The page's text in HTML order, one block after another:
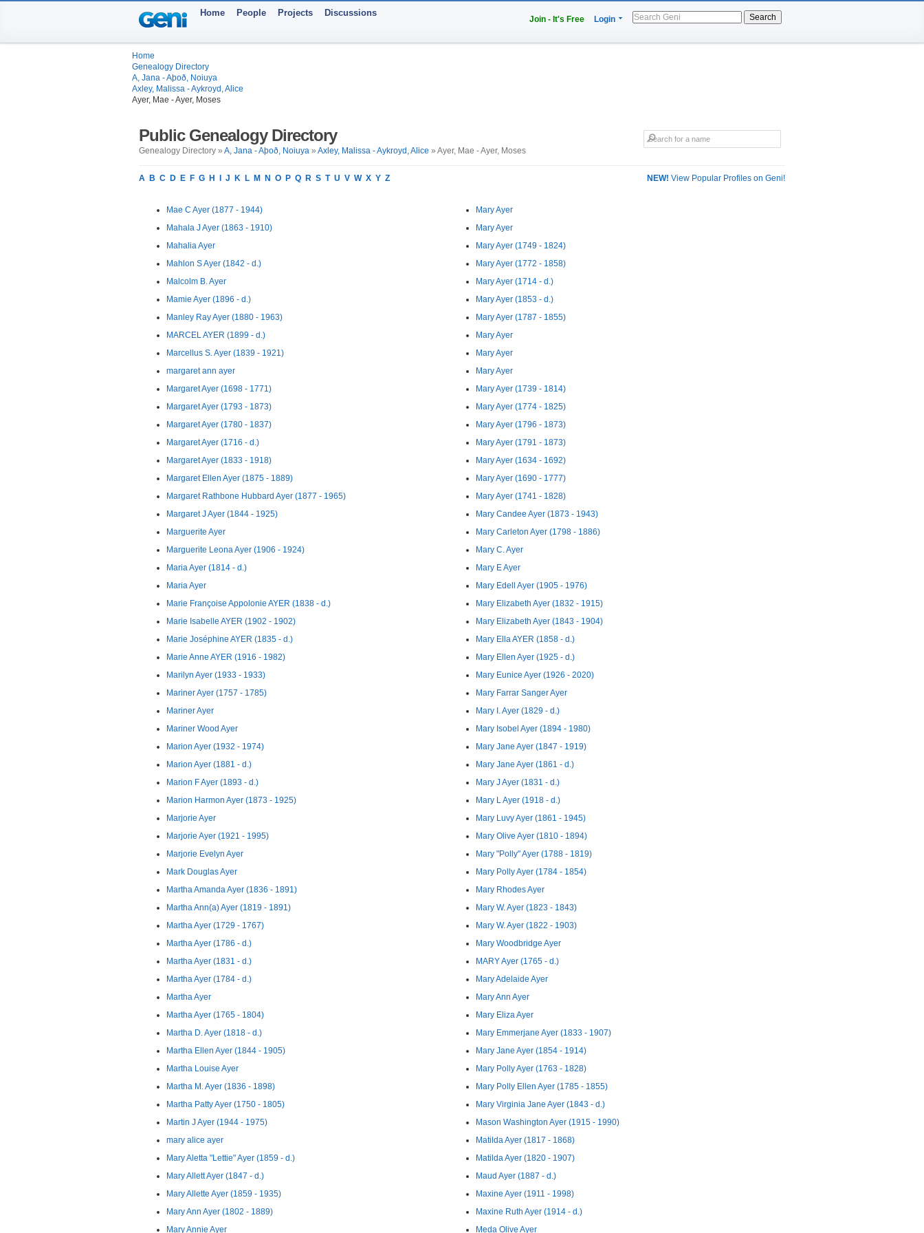
Join - It's Free Login Search
Home People Projects Discussions
Home
Genealogy Directory
A, Jana - Aþoð, Noiuya
Axley, Malissa - Aykroyd, Alice
Ayer, Mae - Ayer, Moses
Public Genealogy Directory
Genealogy Directory » A, Jana - Aþoð, Noiuya » Axley, Malissa - Aykroyd, Alice » Ayer, Mae - Ayer, Moses
NEW! View Popular Profiles on Geni!
A B C D E F G H J K L M N O P Q R S T U V W X Y Z
Mae C Ayer (1877 - 1944)
Mahala J Ayer (1863 - 1910)
Mahalia Ayer
Mahlon S Ayer (1842 - d.)
Malcolm B. Ayer
Mamie Ayer (1896 - d.)
Manley Ray Ayer (1880 - 1963)
MARCEL AYER (1899 - d.)
Marcellus S. Ayer (1839 - 1921)
margaret ann ayer
Margaret Ayer (1698 - 1771)
Margaret Ayer (1793 - 1873)
Margaret Ayer (1780 - 1837)
Margaret Ayer (1716 - d.)
Margaret Ayer (1833 - 1918)
Margaret Ellen Ayer (1875 - 1889)
Margaret Rathbone Hubbard Ayer (1877 - 1965)
Margaret J Ayer (1844 - 1925)
Marguerite Ayer
Marguerite Leona Ayer (1906 - 1924)
Maria Ayer (1814 - d.)
Maria Ayer
Marie Françoise Appolonie AYER (1838 - d.)
Marie Isabelle AYER (1902 - 1902)
Marie Joséphine AYER (1835 - d.)
Marie Anne AYER (1916 - 1982)
Marilyn Ayer (1933 - 1933)
Mariner Ayer (1757 - 1785)
Mariner Ayer
Mariner Wood Ayer
Marion Ayer (1932 - 1974)
Marion Ayer (1881 - d.)
Marion F Ayer (1893 - d.)
Marion Harmon Ayer (1873 - 1925)
Marjorie Ayer
Marjorie Ayer (1921 - 1995)
Marjorie Evelyn Ayer
Mark Douglas Ayer
Martha Amanda Ayer (1836 - 1891)
Martha Ann(a) Ayer (1819 - 1891)
Martha Ayer (1729 - 1767)
Martha Ayer (1786 - d.)
Martha Ayer (1831 - d.)
Martha Ayer (1784 - d.)
Martha Ayer
Martha Ayer (1765 - 1804)
Martha D. Ayer (1818 - d.)
Martha Ellen Ayer (1844 - 1905)
Martha Louise Ayer
Martha M. Ayer (1836 - 1898)
Martha Patty Ayer (1750 - 1805)
Martin J Ayer (1944 - 1975)
mary alice ayer
Mary Aletta "Lettie" Ayer (1859 - d.)
Mary Allett Ayer (1847 - d.)
Mary Allette Ayer (1859 - 1935)
Mary Ann Ayer (1802 - 1889)
Mary Annie Ayer
Mary Ayer
Mary Ayer
Mary Ayer (1749 - 1824)
Mary Ayer (1772 - 1858)
Mary Ayer (1714 - d.)
Mary Ayer (1853 - d.)
Mary Ayer (1787 - 1855)
Mary Ayer
Mary Ayer
Mary Ayer
Mary Ayer (1739 - 1814)
Mary Ayer (1774 - 1825)
Mary Ayer (1796 - 1873)
Mary Ayer (1791 - 1873)
Mary Ayer (1634 - 1692)
Mary Ayer (1690 - 1777)
Mary Ayer (1741 - 1828)
Mary Candee Ayer (1873 - 1943)
Mary Carleton Ayer (1798 - 1886)
Mary C. Ayer
Mary E Ayer
Mary Edell Ayer (1905 - 1976)
Mary Elizabeth Ayer (1832 - 1915)
Mary Elizabeth Ayer (1843 - 1904)
Mary Ella AYER (1858 - d.)
Mary Ellen Ayer (1925 - d.)
Mary Eunice Ayer (1926 - 2020)
Mary Farrar Sanger Ayer
Mary I. Ayer (1829 - d.)
Mary Isobel Ayer (1894 - 1980)
Mary Jane Ayer (1847 - 1919)
Mary Jane Ayer (1861 - d.)
Mary J Ayer (1831 - d.)
Mary L Ayer (1918 - d.)
Mary Luvy Ayer (1861 - 1945)
Mary Olive Ayer (1810 - 1894)
Mary "Polly" Ayer (1788 - 1819)
Mary Polly Ayer (1784 - 1854)
Mary Rhodes Ayer
Mary W. Ayer (1823 - 1843)
Mary W. Ayer (1822 - 1903)
Mary Woodbridge Ayer
MARY Ayer (1765 - d.)
Mary Adelaide Ayer
Mary Ann Ayer
Mary Eliza Ayer
Mary Emmerjane Ayer (1833 - 1907)
Mary Jane Ayer (1854 - 1914)
Mary Polly Ayer (1763 - 1828)
Mary Polly Ellen Ayer (1785 - 1855)
Mary Virginia Jane Ayer (1843 - d.)
Mason Washington Ayer (1915 - 1990)
Matilda Ayer (1817 - 1868)
Matilda Ayer (1820 - 1907)
Maud Ayer (1887 - d.)
Maxine Ayer (1911 - 1998)
Maxine Ruth Ayer (1914 - d.)
Meda Olive Ayer